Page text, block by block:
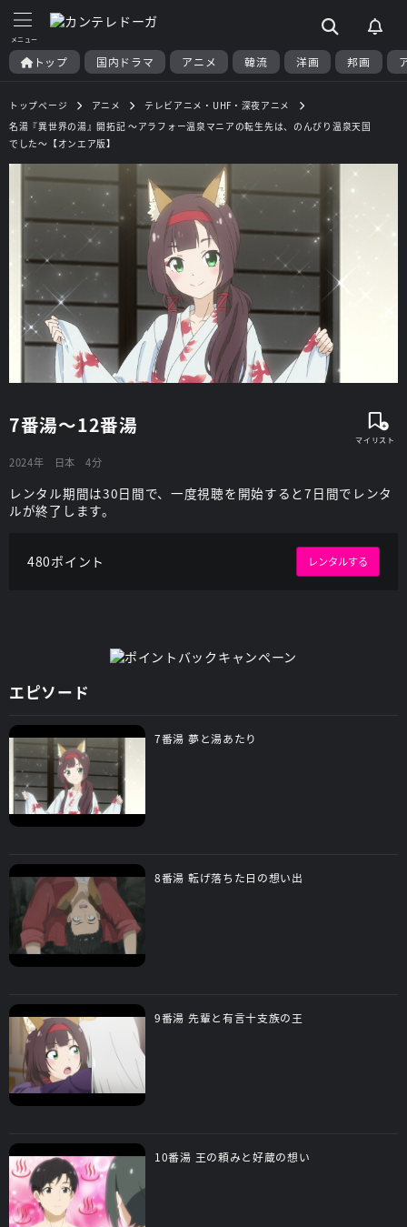
トップ 国内ドラマ アニメ 韓流 洋画 邦画
トップページ アニメ
テレビアニメ・UHF・深夜アニメ
名湯『異世界の湯』開拓記 ～アラフォー温泉マニアの転生先は、のんびり温泉天国
でした～【オンエア版】
7番湯～12番湯
2024年 日本 4分
レンタル期間は30日間で、一度視聴を開始すると7日間でレンタ
ルが終了します。
480ポイント レンタルする
エピソード
7番湯 夢と湯あたり
8番湯 転げ落ちた日の想い出
9番湯 先輩と有言十支族の王
10番湯 王の頼みと好蔵の想い